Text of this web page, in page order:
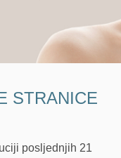
STRANICE
posljednjih 21